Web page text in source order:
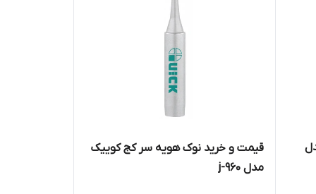
قیمت و خرید نوک هویه سر کج کوییک
مدل 960-j